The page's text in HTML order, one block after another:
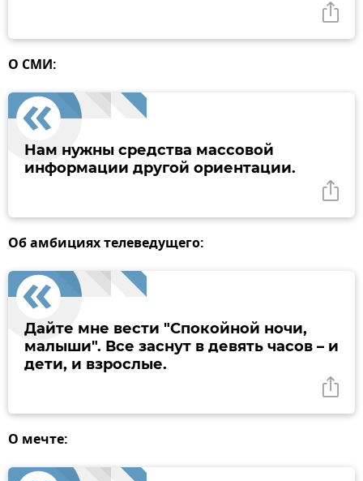
О СМИ:
Нам нужны средства массовой
информации другой ориентации.
Об амбициях телеведущего:
Дайте мне вести "Спокойной ночи,
малыши". Все заснут в девять часов – и
дети, и взрослые.
О мечте: